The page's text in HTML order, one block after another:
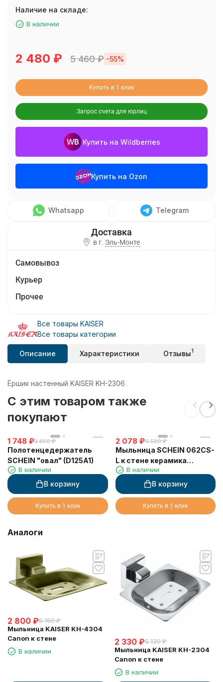
Наличие на складе:
В наличии
2 480 ₽ 5 460₽ -55%
Купить в 1 клик
Запрос счета для юрлиц
Купить на Wildberries
Купить на Ozon
Whatsapp Telegram
в г. Эль-Монте
Самовывоз
Курьер
Прочее
Все товары KAISER
Все товары категории
Описание Характеристики Отзывы1
Ёршик настенный KAISER KH-2306
C этим товаром также
покупают
1 748 ₽3 850 ₽
Полотенцедержатель
SCHEIN "овал" (D125A1)
В наличии
В корзину
Купить в 1 клик
2 078 ₽4 580 ₽
Мыльница SCHEIN 062CS-
L к стене керамика
квадратная
В наличии
В корзину
Купить в 1 клик
Аналоги
2 800 ₽6 160 ₽
Мыльница KAISER KH-4304
Canon к стене
В наличии
2 330 ₽5 130 ₽
Мыльница KAISER KH-2304
Canon к стене
В наличии